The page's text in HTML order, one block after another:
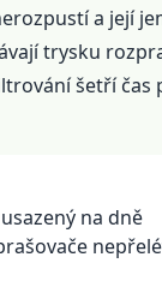
a její
trysku
šetří čas
na dně